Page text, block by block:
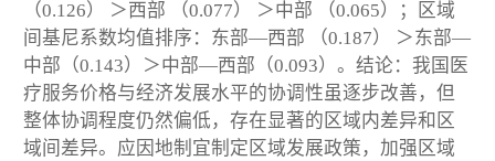
（0.126） ＞西部 （0.077） ＞中部 （0.065）；区域
间基尼系数均值排序：东部—西部 （0.187） ＞东部—
中部（0.143）＞中部—西部（0.093）。结论：我国医
疗服务价格与经济发展水平的协调性虽逐步改善，但
整体协调程度仍然偏低，存在显著的区域内差异和区
域间差异。应因地制宜制定区域发展政策，加强区域